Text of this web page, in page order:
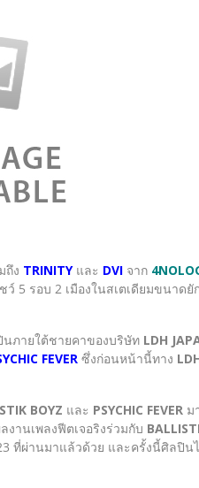
ถึง TRINITY และ DVI จาก
5 รอบ 2 เมืองในสเตเดียมขนา
ภายใต้ชายคาของบริษัท LDH
FEVER ซึ่งก่อนหน้านี้ทาง
BOYZ และ PSYCHIC FEVER ม
ลงานเพลงฟีตเจอริงร่วมกับ
ที่ผ่านมาแล้วด้วย และครั้งนี้ศิลปิน